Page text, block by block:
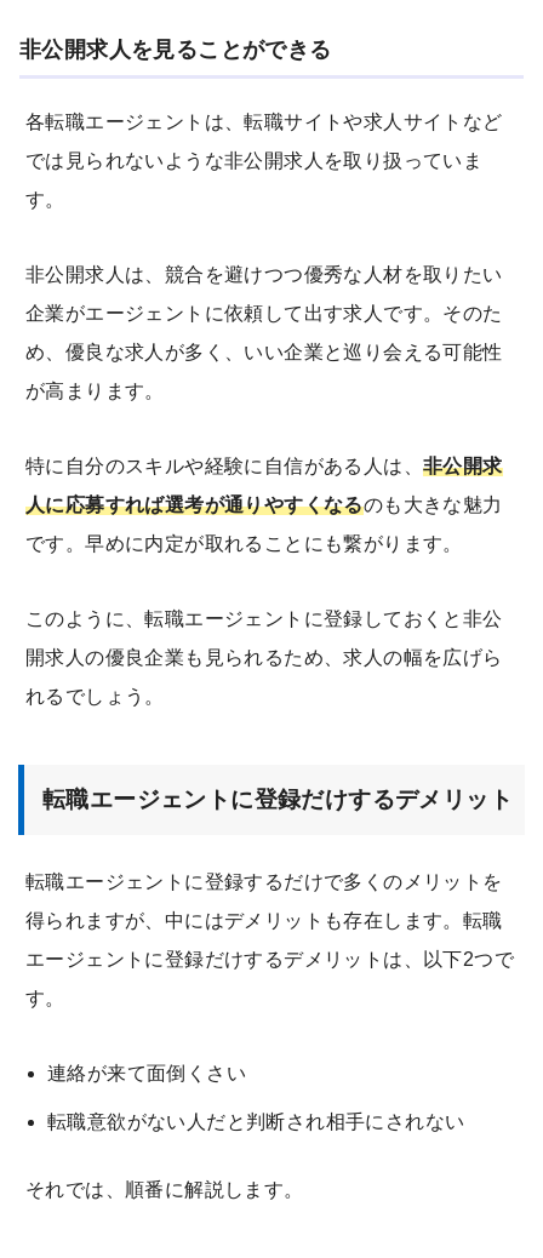
非公開求人を見ることができる
各転職エージェントは、転職サイトや求人サイトなど
では見られないような非公開求人を取り扱っていま
す。
非公開求人は、競合を避けつつ優秀な人材を取りたい
企業がエージェントに依頼して出す求人です。そのた
め、優良な求人が多く、いい企業と巡り会える可能性
が高まります。
特に自分のスキルや経験に自信がある人は、 非公開求
人に応募すれば選考が通りやすくなるのも大きな魅力
です。早めに内定が取れることにも繋がります。
このように、転職エージェントに登録しておくと非公
開求人の優良企業も見られるため、求人の幅を広げら
れるでしょう。
転職エージェントに登録だけするデメリット
転職エージェントに登録するだけで多くのメリットを
得られますが、中にはデメリットも存在します。転職
エージェントに登録だけするデメリットは、以下2つで
す。
連絡が来て面倒くさい
転職意欲がない人だと判断され相手にされない
それでは、順番に解説します。